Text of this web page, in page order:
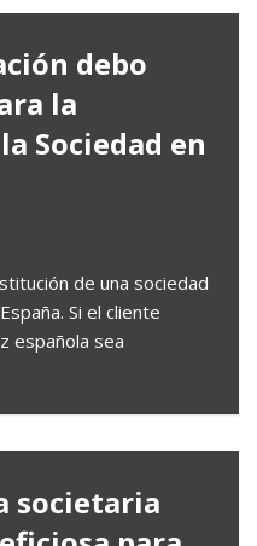
debo
la
Sociedad en
de una sociedad
Si el cliente
española sea
societaria